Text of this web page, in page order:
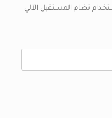
نظام المستقبل الآلي